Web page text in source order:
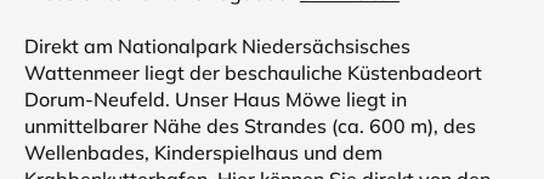
Direkt am Nationalpark Niedersächsisches
Wattenmeer liegt der beschauliche Küstenbadeort
Dorum-Neufeld. Unser Haus Möwe liegt in
unmittelbarer Nähe des Strandes (ca. 600 m), des
Wellenbades, Kinderspielhaus und dem